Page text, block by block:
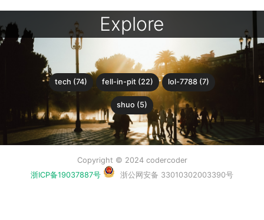
Explore
tech (74) fell-in-pit (22) lol-7788 (7)
shuo (5)
Copyright © 2024 codercoder
浙ICP备19037887号
浙公网安备 33010302003390号